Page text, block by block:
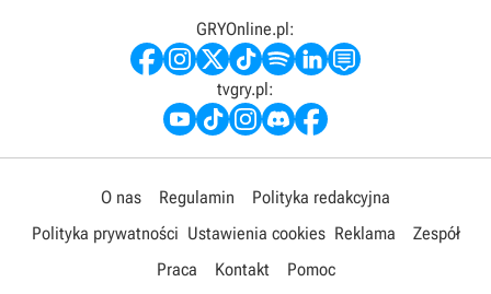
GRYOnline.pl:
tvgry.pl:
O nas Regulamin
Polityka redakcyjna
Polityka prywatności Ustawienia cookies Reklama
Zespół
Praca
Kontakt Pomoc